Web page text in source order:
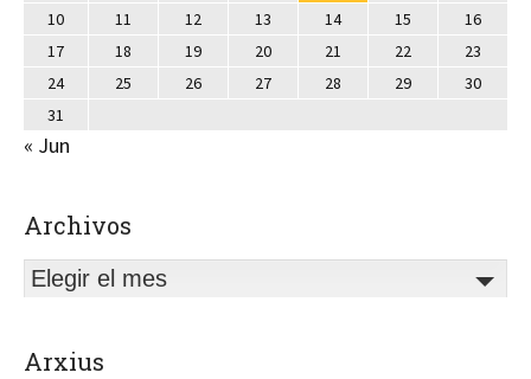
10
11 12 13 14 15
16
17
18 19 20 21 22
23
24
25 26 27 28 29
30
31
« Jun
Archivos
Elegir el mes
Arxius